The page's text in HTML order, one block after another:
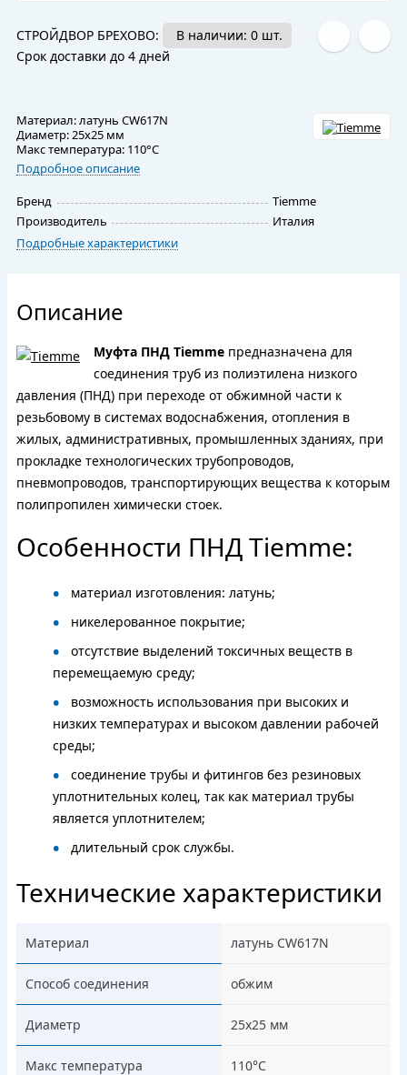
СТРОЙДВОР БРЕХОВО:
В наличии: 0 шт.
Срок доставки до 4 дней
Материал: латунь CW617N
Диаметр: 25х25 мм
Макс температура: 110°C
Подробное описание
Бренд
Tiemme
Производитель
Италия
Подробные характеристики
Описание
Муфта ПНД Tiemme предназначена для
соединения труб из полиэтилена низкого
давления (ПНД) при переходе от обжимной части к
резьбовому в системах водоснабжения, отопления в
жилых, административных, промышленных зданиях, при
прокладке технологических трубопроводов,
пневмопроводов, транспортирующих вещества к которым
полипропилен химически стоек.
Особенности ПНД Tiemme:
материал изготовления: латунь;
никелерованное покрытие;
отсутствие выделений токсичных веществ в
перемещаемую среду;
возможность использования при высоких и
низких температурах и высоком давлении рабочей
среды;
соединение трубы и фитингов без резиновых
уплотнительных колец, так как материал трубы
является уплотнителем;
длительный срок службы.
Технические характеристики
Материал латунь CW617N
Способ соединения обжим
Диаметр 25х25 мм
Макс температура 110°C